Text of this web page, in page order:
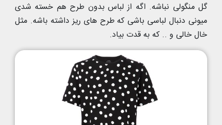
گل منگولی نباشه. اگه از لباس بدون طرح هم خسته شدی
میونی دنبال لباسی باشی که طرح های ریز داشته باشه. مثل
خال خالی و .. که به قدت بیاد.